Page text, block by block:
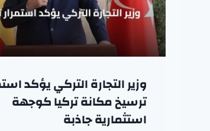
وزير التجارة التركي يؤكد
ترسيخ مكانة تركيا كوجهة
استثمارية جاذبة